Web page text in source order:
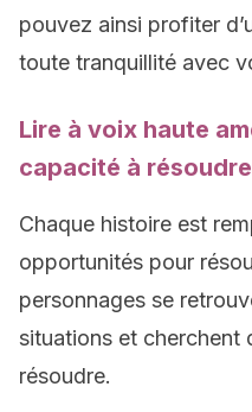
pouvez ainsi profiter
toute tranquillité avec
Lire à voix haute
capacité à
Chaque histoire est
opportunités pour
personnages se
situations et cherchent
résoudre.